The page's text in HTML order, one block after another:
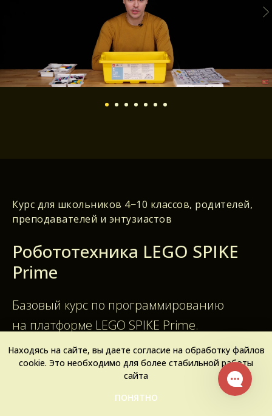
Курс для школьников 4−10 классов, родителей,
преподавателей и энтузиастов
Робототехника LEGO SPIKE
Prime
Базовый курс по программированию
на платформе LEGO SPIKE Prime.
Последовательно проходя уроки,
вы сможете собрать и подготовить робота
к «Большому путешествию», в котором
требуется двигаться по линии, считать
Находясь на сайте, вы даете согласие на обработку файлов
cookie. Это необходимо для более стабильной работы
сайта
ПОНЯТНО